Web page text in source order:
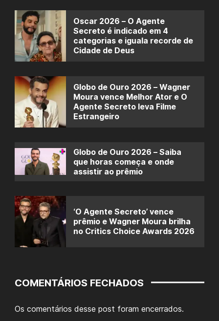
Oscar 2026 – O Agente
Secreto é indicado em 4
categorias e iguala recorde de
Cidade de Deus
Globo de Ouro 2026 – Wagner
Moura vence Melhor Ator e O
Agente Secreto leva Filme
Estrangeiro
Globo de Ouro 2026 – Saiba
que horas começa e onde
assistir ao prêmio
‘O Agente Secreto’ vence
prêmio e Wagner Moura brilha
no Critics Choice Awards 2026
COMENTÁRIOS FECHADOS
Os comentários desse post foram encerrados.